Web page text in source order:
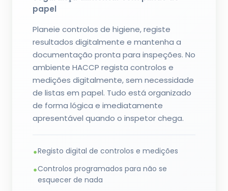
papel
Planeie controlos de higiene, registe
resultados digitalmente e mantenha a
documentação pronta para inspeções. No
ambiente HACCP regista controlos e
medições digitalmente, sem necessidade
de listas em papel. Tudo está organizado
de forma lógica e imediatamente
apresentável quando o inspetor chega.
•Registo digital de controlos e medições
•Controlos programados para não se
esquecer de nada